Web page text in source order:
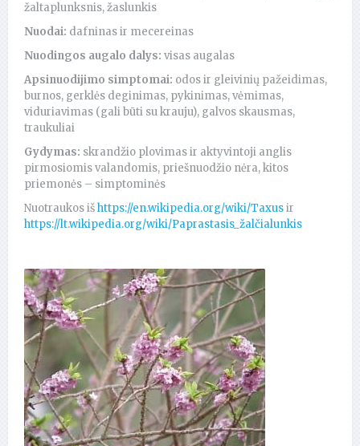
žaltaplunksnis, žaslunkis
Nuodai: dafninas ir mecereinas
Nuodingos augalo dalys: visas augalas
Apsinuodijimo simptomai: odos ir gleivinių pažeidimas,
burnos, gerklės deginimas, pykinimas, vėmimas,
viduriavimas (gali būti su krauju), galvos skausmas,
traukuliai
Gydymas: skrandžio plovimas ir aktyvintoji anglis
pirmosiomis valandomis, priešnuodžio nėra, kitos
priemonės – simptominės
Nuotraukos išhttps://en.wikipedia.org/wiki/Taxusir
https://lt.wikipedia.org/wiki/Paprastasis_žalčialunkis